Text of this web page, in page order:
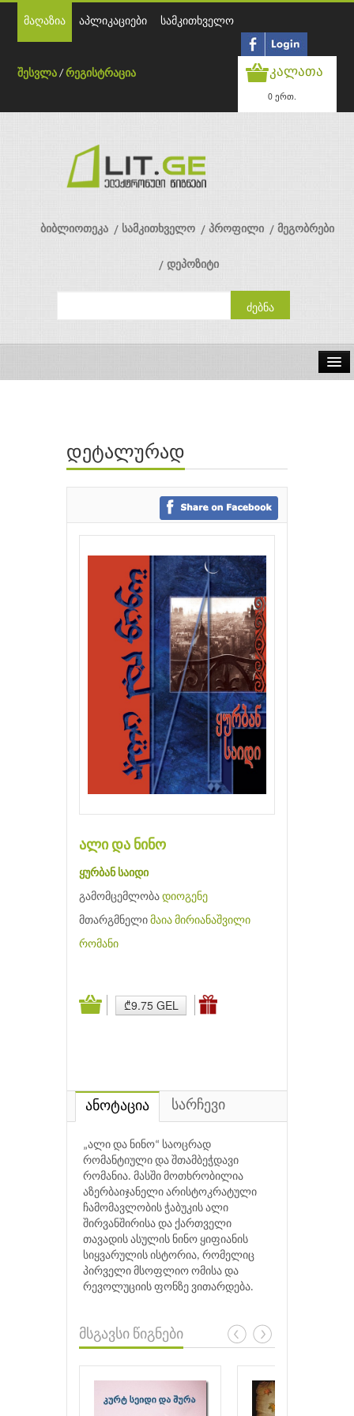
მაღაზია აპლიკაციები სამკითხველო
შესვლა /რეგისტრაცია კალათა
0 ერთ.
ბიბლიოთეკა სამკითხველო პროფილი მეგობრები
დეპოზიტი
ავტორები
გამომცემლობები
დეტალურად
ალი და ნინო
ყურბან საიდი
გამომცემლობა დიოგენე
მთარგმნელი მაია მირიანაშვილი
რომანი
₾9.75 GEL
ანოტაცია სარჩევი
„ალი და ნინო“ საოცრად
რომანტიული და შთამბეჭდავი
რომანია. მასში მოთხრობილია
აზერბაიჯანელი არისტოკრატული
ჩამომავლობის ჭაბუკის ალი
შირვანშირისა და ქართველი
თავადის ასულის ნინო ყიფიანის
სიყვარულის ისტორია, რომელიც
პირველი მსოფლიო ომისა და
რევოლუციის ფონზე ვითარდება.
მსგავსი წიგნები